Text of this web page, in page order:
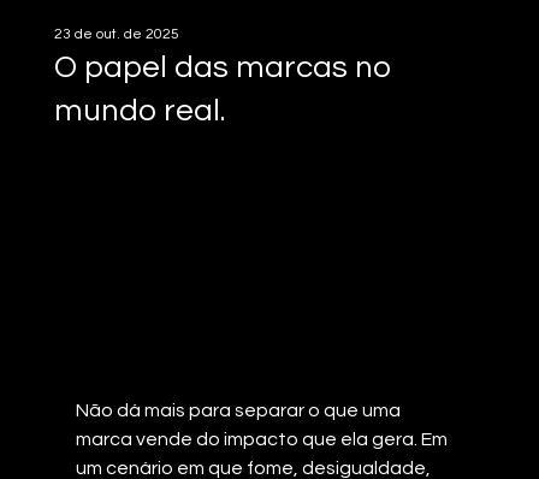
O papel das marcas no
mundo real.
23 de out. de 2025
Não dá mais para separar o que uma
marca vende do impacto que ela gera. Em
um cenário em que fome, desigualdade,